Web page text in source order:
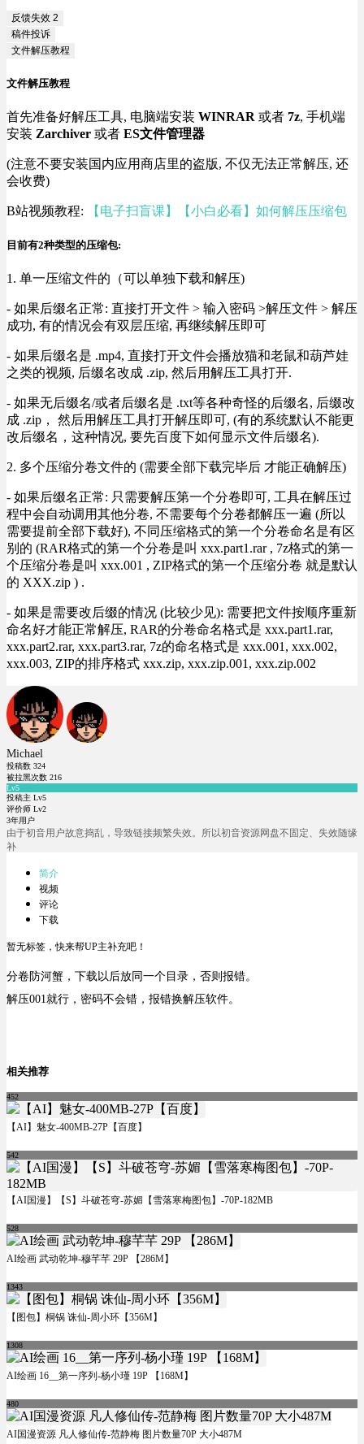
反馈失效 2
稿件投诉
文件解压教程
文件解压教程
首先准备好解压工具, 电脑端安装 WINRAR 或者 7z, 手机端
安装 Zarchiver 或者 ES文件管理器
(注意不要安装国内应用商店里的盗版, 不仅无法正常解压, 还
会收费)
B站视频教程: 【电子扫盲课】【小白必看】如何解压压缩包
目前有2种类型的压缩包:
1. 单一压缩文件的（可以单独下载和解压)
- 如果后缀名正常: 直接打开文件 > 输入密码 >解压文件 > 解压
成功, 有的情况会有双层压缩, 再继续解压即可
- 如果后缀名是 .mp4, 直接打开文件会播放猫和老鼠和葫芦娃
之类的视频, 后缀名改成 .zip, 然后用解压工具打开.
- 如果无后缀名/或者后缀名是 .txt等各种奇怪的后缀名, 后缀改
成 .zip， 然后用解压工具打开解压即可, (有的系统默认不能更
改后缀名，这种情况, 要先百度下如何显示文件后缀名).
2. 多个压缩分卷文件的 (需要全部下载完毕后 才能正确解压)
- 如果后缀名正常: 只需要解压第一个分卷即可, 工具在解压过
程中会自动调用其他分卷, 不需要每个分卷都解压一遍 (所以
需要提前全部下载好), 不同压缩格式的第一个分卷命名是有区
别的 (RAR格式的第一个分卷是叫 xxx.part1.rar , 7z格式的第一
个压缩分卷是叫 xxx.001 , ZIP格式的第一个压缩分卷 就是默认
的 XXX.zip ) .
- 如果是需要改后缀的情况 (比较少见): 需要把文件按顺序重新
命名好才能正常解压, RAR的分卷命名格式是 xxx.part1.rar,
xxx.part2.rar, xxx.part3.rar, 7z的命名格式是 xxx.001, xxx.002,
xxx.003, ZIP的排序格式 xxx.zip, xxx.zip.001, xxx.zip.002
Michael
投稿数 324
被拉黑次数 216
Lv5
投稿主 Lv5
评价师 Lv2
3年用户
由于初音用户故意捣乱，导致链接频繁失效。所以初音资源网盘不固定、失效随缘
补
简介
视频
评论
下载
暂无标签，快来帮UP主补充吧！
分卷防河蟹，下载以后放同一个目录，否则报错。
解压001就行，密码不会错，报错换解压软件。
相关推荐
452
【AI】魅女-400MB-27P【百度】
542
【AI国漫】【S】斗破苍穹-苏媚【雪落寒梅图包】-70P-182MB
528
AI绘画 武动乾坤-穆芊芊 29P 【286M】
1343
【图包】桐锅 诛仙-周小环【356M】
1308
AI绘画 16__第一序列-杨小瑾 19P 【168M】
480
AI国漫资源 凡人修仙传-范静梅 图片数量70P 大小487M